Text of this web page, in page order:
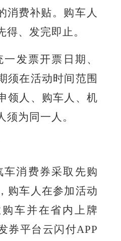
消费补贴。 购车人
得、发完即止。
发票开票日期、
须在活动时间范围
领人、购车人、机
须为同一人。
车消费券采取先购
购车人在参加活动
车并在省内上牌
券平台云闪付APP